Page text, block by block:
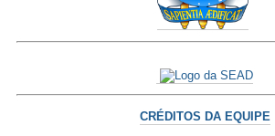
CRÉDITOS DA EQUIPE